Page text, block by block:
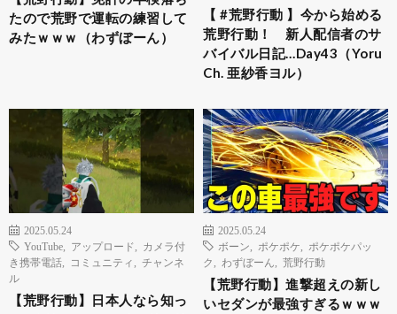
たので荒野で運転の練習して
みたｗｗｗ（わずぼーん）
【 #荒野行動 】今から始める
荒野行動！ 新人配信者のサ
バイバル日記…Day43（Yoru
Ch. 亜紗香ヨル）
2025.05.24
YouTube
アップロード
カメラ付
き携帯電話
コミュニティ
チャンネ
ル
【荒野行動】日本人なら知っ
2025.05.24
ボーン
ポケポケ
ポケポケパッ
ク
わずぼーん 荒野行動
【荒野行動】進撃超えの新し
いセダンが最強すぎるｗｗｗ